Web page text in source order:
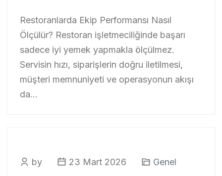
Restoranlarda Ekip Performansı Nasıl
Ölçülür? Restoran işletmeciliğinde başarı
sadece iyi yemek yapmakla ölçülmez.
Servisin hızı, siparişlerin doğru iletilmesi,
müşteri memnuniyeti ve operasyonun akışı
da...
by 23 Mart 2026 Genel